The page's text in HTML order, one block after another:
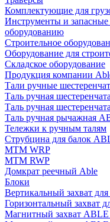
Комплектующие для
Инструменты и
оборудованию
Строительное
Оборудование для
Складское оборудование
Продукция компании
Тали ручные
Таль ручная
Таль ручная
Таль ручная рычажная
Тележки к ручным талям
Струбцина для балок
МТМ WRP
МТМ RWP
Домкрат реечный Able
Блоки
Вертикальный захват
Горизонтальный захват
Магнитный захват